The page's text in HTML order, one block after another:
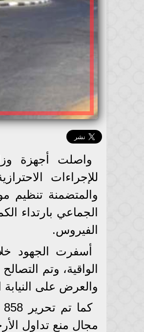
واصلت أجهزة
للإجراءات
والمتضمنة تنظيم
الجماعي بارتداء
الفيروس.
والعرض على النيابة العامة حيال 53 شخص لم
مجال منع تداول الأرجيلة